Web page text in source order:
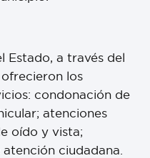
Estado, a través del
los
condonación de
atenciones
oído y vista;
ciudadana.